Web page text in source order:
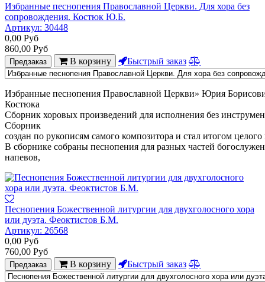
Избранные песнопения Православной Церкви. Для хора без
сопровождения. Костюк Ю.Б.
Артикул: 30448
0,00 Руб
860,00 Руб
Предзаказ В корзину Быстрый заказ
Избранные песнопения Православной Церкви» Юрия
Костюка
Сборник хоровых произведений для исполнения без
Сборник
создан по рукописям самого композитора и стал итогом целого
В сборнике собраны песнопения для разных частей
напевов,
Песнопения Божественной литургии для двухголосного хора
или дуэта. Феоктистов Б.М.
Артикул: 26568
0,00 Руб
760,00 Руб
Предзаказ В корзину Быстрый заказ